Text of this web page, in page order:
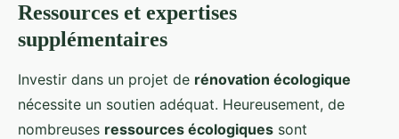
Ressources et expertises
supplémentaires
Investir dans un projet de rénovation écologique
nécessite un soutien adéquat. Heureusement, de
nombreuses ressources écologiques sont